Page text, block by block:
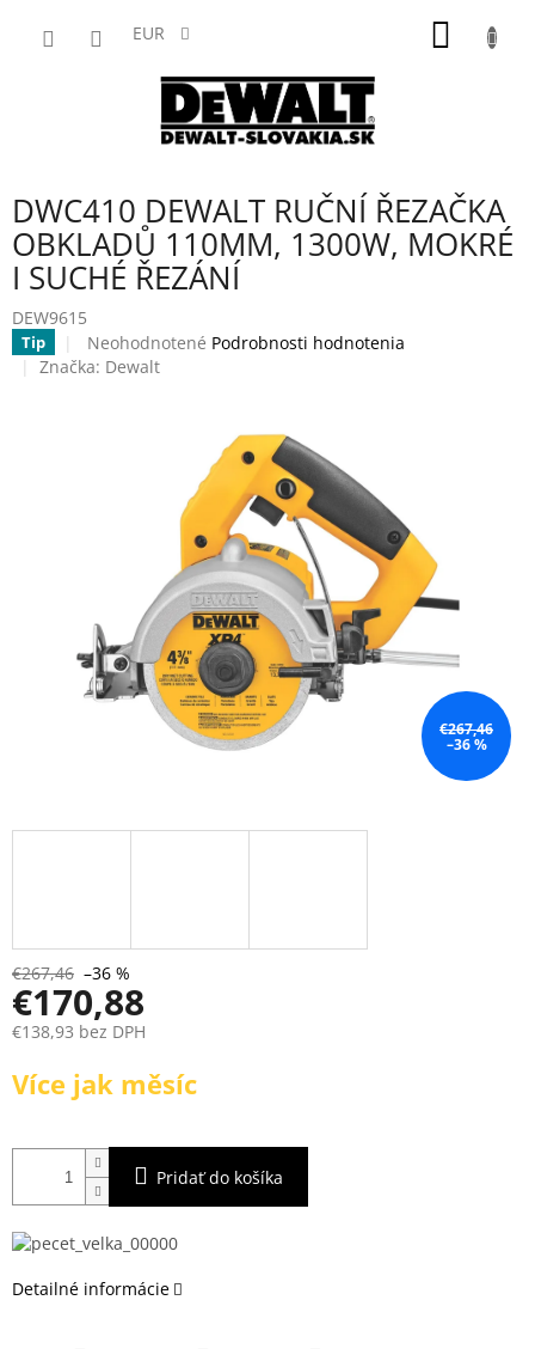
EUR
DWC410 DEWALT RUČNÍ ŘEZAČKA
OBKLADŮ 110MM, 1300W, MOKRÉ
I SUCHÉ ŘEZÁNÍ
DEW9615
Tip
Priemerné
hodnotenie
Neohodnotené Podrobnosti hodnotenia
Značka: Dewalt
€267,46
–36 %
€267,46 –36 %
€170,88
€138,93 bez DPH
cena:
Více jak měsíc
Pridať do košíka
Detailné informácie